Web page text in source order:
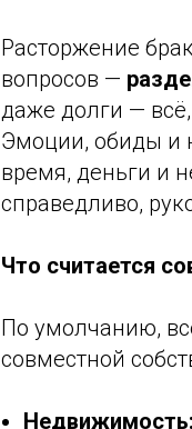
Расторжение
вопросов —
даже долги —
Эмоции, обиды и
время, деньги и
справедливо,
Что считается
По умолчанию,
совместной
Недвижимость: